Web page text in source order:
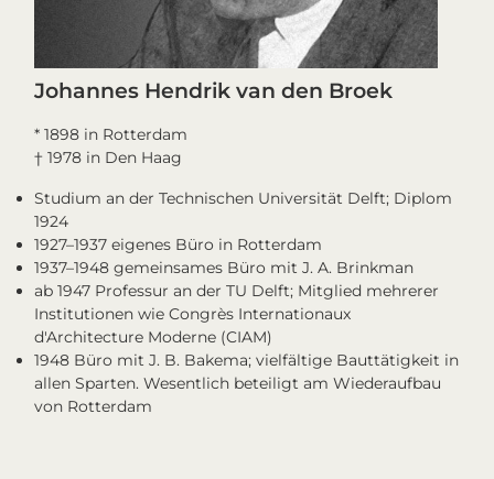
Johannes Hendrik van den Broek
* 1898 in Rotterdam
† 1978 in Den Haag
Studium an der Technischen Universität Delft; Diplom
1924
1927–1937 eigenes Büro in Rotterdam
1937–1948 gemeinsames Büro mit J. A. Brinkman
ab 1947 Professur an der TU Delft; Mitglied mehrerer
Institutionen wie Congrès Internationaux
d'Architecture Moderne (CIAM)
1948 Büro mit J. B. Bakema; vielfältige Bauttätigkeit in
allen Sparten. Wesentlich beteiligt am Wiederaufbau
von Rotterdam